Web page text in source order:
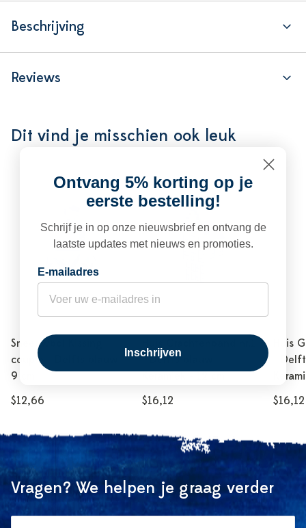
Beschrijving
Reviews
Dit vind je misschien ook leuk
Sneeuwbol Kissing
couple - Delfts blauw -
9 cm
$12,66
- Delfts blauw -
$16,12
Huis
-
$16,12
Vragen? We helpen je graag verder
Ontvang 5% korting op je
eerste bestelling!
Schrijf je in op onze nieuwsbrief en ontvang de
laatste updates met nieuws en promoties.
E-mailadres
Inschrijven